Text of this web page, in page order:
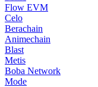
Flow EVM
Celo
Berachain
Animechain
Blast
Metis
Boba Network
Mode